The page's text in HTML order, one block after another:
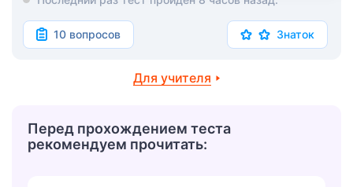
10 вопросов Знаток
Для учителя
Перед прохождением теста
рекомендуем прочитать: